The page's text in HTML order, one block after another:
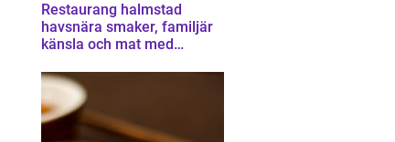
Restaurang halmstad
havsnära smaker, familjär
känsla och mat med